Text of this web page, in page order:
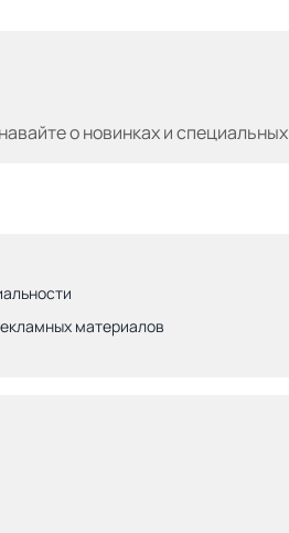
о новинках и
материалов